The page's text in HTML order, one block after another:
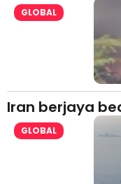
GLOBAL
Iran berjaya
GLOBAL